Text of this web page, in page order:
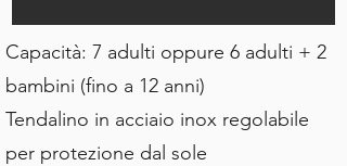
Capacità: 7 adulti oppure 6 adulti + 2
bambini (fino a 12 anni)
Tendalino in acciaio inox regolabile
per protezione dal sole